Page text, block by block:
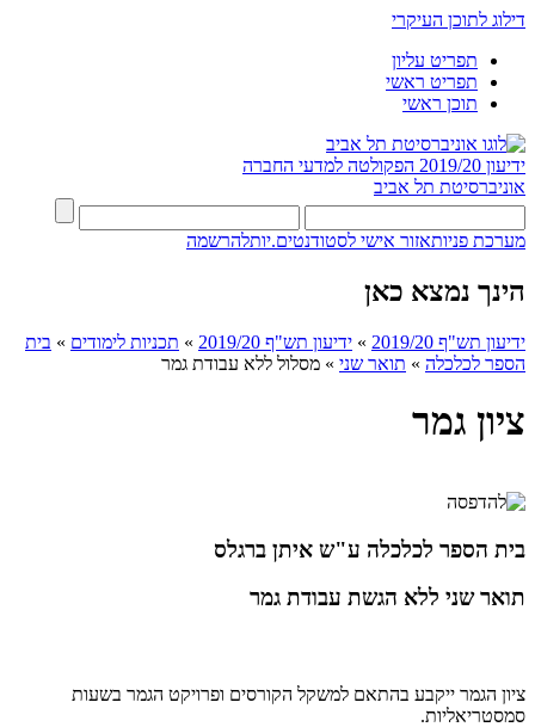
דילוג לתוכן העיקרי
תפריט עליון
תפריט ראשי
תוכן ראשי
ידיעון 2019/20
הפקולטה למדעי החברה
אוניברסיטת תל אביב
מערכת פניותאזור אישי לסטודנטים.יותלהרשמה
הינך נמצא כאן
ידיעון תש"ף 2019/20 » ידיעון תש"ף 2019/20 » תכניות לימודים » בית
הספר לכלכלה » תואר שני » מסלול ללא עבודת גמר
ציון גמר
בית הספר לכלכלה ע"ש איתן ברגלס
תואר שני ללא הגשת עבודת גמר
ציון הגמר ייקבע בהתאם למשקל הקורסים ופרויקט הגמר בשעות
סמסטריאליות.